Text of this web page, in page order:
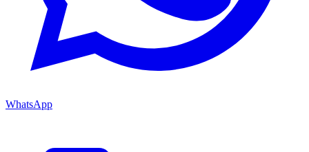
WhatsApp